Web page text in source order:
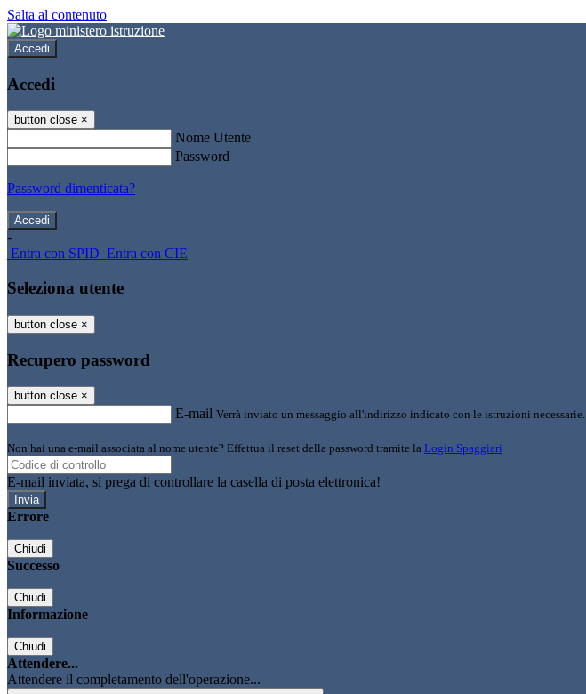
Salta al contenuto
Accedi
Accedi
button close ×
Nome Utente
Password
Password dimenticata?
-
Entra con SPID Entra con CIE
Seleziona utente
button close ×
Recupero password
button close ×
E-mail Verrà inviato un messaggio all'indirizzo indicato con le istruzioni necessarie.
Non hai una e-mail associata al nome utente? Effettua il reset della password tramite la Login Spaggiari
E-mail inviata, si prega di controllare la casella di posta elettronica!
Errore
Chiudi
Successo
Chiudi
Informazione
Chiudi
Attendere...
Attendere il completamento dell'operazione...